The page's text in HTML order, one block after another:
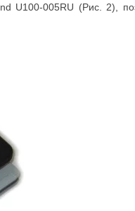
U100-005RU (Рис. 2),